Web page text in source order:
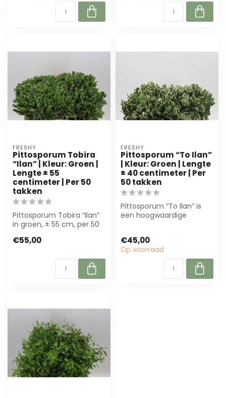
FRESHY
Pittosporum Tobira
“Ilan” | Kleur: Groen |
Lengte ± 55
centimeter | Per 50
takken
Pittosporum Tobira “Ilan”
in groen, ± 55 cm, per 50
bloemst...
€55,00
FRESHY
Pittosporum “To Ilan”
| Kleur: Groen | Lengte
± 40 centimeter | Per
50 takken
Pittosporum “To Ilan” is
een hoogwaardige
€45,00
Op voorraad